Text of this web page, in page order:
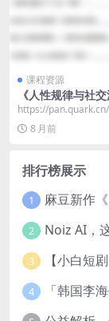
课程资源
《人性规律与社
秘社会交往的底
https://
0b9
8 月前
排行榜展示
1
2 Noiz AI，
3 【小白短
4 「韩国李